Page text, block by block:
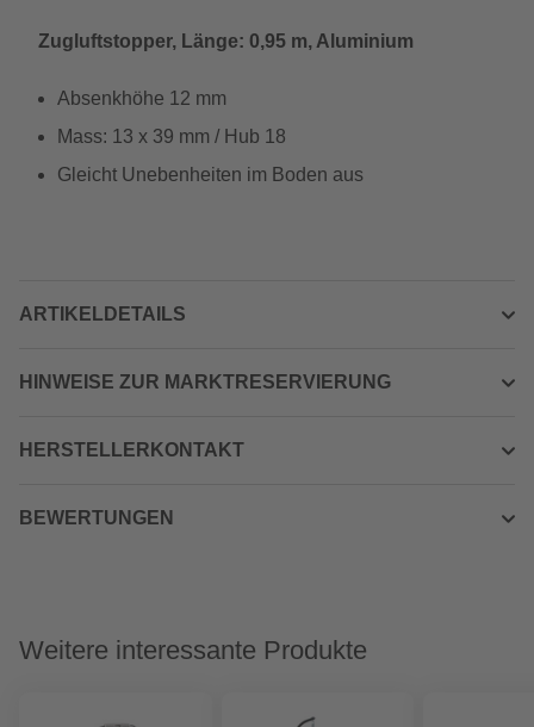
Zugluftstopper, Länge: 0,95 m, Aluminium
Absenkhöhe 12 mm
Mass: 13 x 39 mm / Hub 18
Gleicht Unebenheiten im Boden aus
ARTIKELDETAILS
HINWEISE ZUR MARKTRESERVIERUNG
HERSTELLERKONTAKT
BEWERTUNGEN
Weitere interessante Produkte